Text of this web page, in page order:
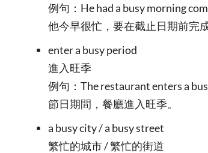
例句：He had a busy morning
他今早很忙，要在截止日期前完
enter a busy period
進入旺季
例句：The restaurant enters a
節日期間，餐廳進入旺季。
a busy city / a busy street
繁忙的城市 / 繁忙的街道